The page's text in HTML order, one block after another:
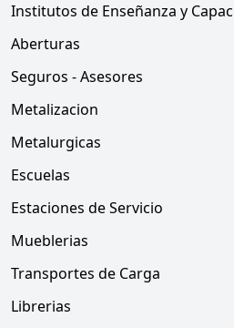
Institutos de Enseñanza y
Aberturas
Seguros - Asesores
Metalizacion
Metalurgicas
Escuelas
Estaciones de Servicio
Mueblerias
Transportes de Carga
Librerias